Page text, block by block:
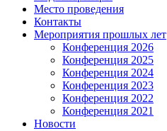
Место проведения
Контакты
Мероприятия прошлых лет
Конференция 2026
Конференция 2025
Конференция 2024
Конференция 2023
Конференция 2022
Конференция 2021
Новости